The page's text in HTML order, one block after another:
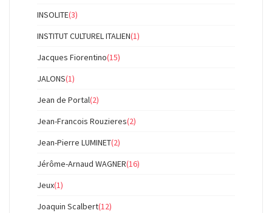
INSOLITE(3)
INSTITUT CULTUREL ITALIEN(1)
Jacques Fiorentino(15)
JALONS(1)
Jean de Portal(2)
Jean-Francois Rouzieres(2)
Jean-Pierre LUMINET(2)
Jérôme-Arnaud WAGNER(16)
Jeux(1)
Joaquin Scalbert(12)